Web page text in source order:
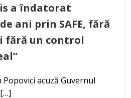
a îndatorat
ani prin SAFE, fără
fără un control
acuză Guvernul